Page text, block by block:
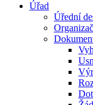
Úřad
Úřední